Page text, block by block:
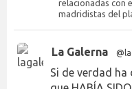
relacionadas con
madridistas del
La Galerna
Si de verdad